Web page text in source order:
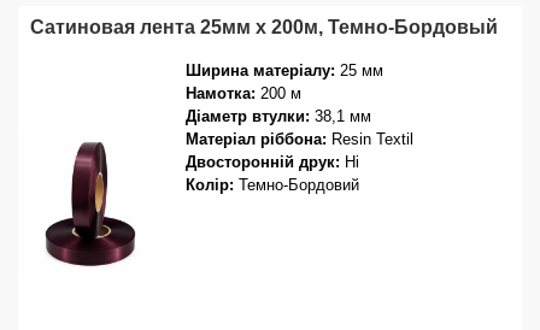
Сатиновая лента 25мм x 200м, Темно-Бордовый
Ширина матеріалу: 25 мм
Намотка: 200 м
Діаметр втулки: 38,1 мм
Матеріал ріббона: Resin Textil
Двосторонній друк: Ні
Колір: Темно-Бордовий